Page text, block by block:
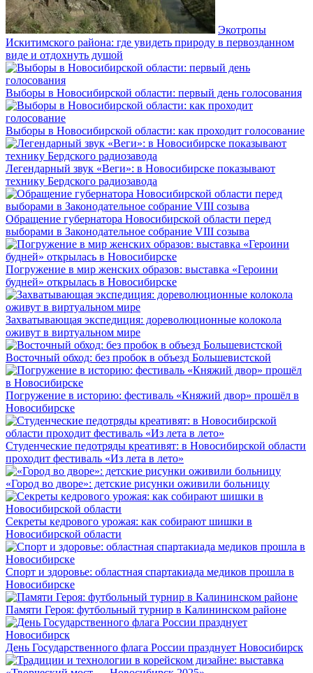
Экотропы
Искитимского района: где увидеть природу в первозданном
виде и отдохнуть душой
Выборы в Новосибирской области: первый день голосования
Выборы в Новосибирской области: как проходит голосование
Легендарный звук «Веги»: в Новосибирске показывают
технику Бердского радиозавода
Обращение губернатора Новосибирской области перед
выборами в Законодательное собрание VIII созыва
Погружение в мир женских образов: выставка «Героини
будней» открылась в Новосибирске
Захватывающая экспедиция: дореволюционные колокола
оживут в виртуальном мире
Восточный обход: без пробок в объезд Большевистской
Погружение в историю: фестиваль «Княжий двор» прошёл в
Новосибирске
Студенческие педотряды креативят: в Новосибирской области
проходит фестиваль «Из лета в лето»
«Город во дворе»: детские рисунки оживили больницу
Секреты кедрового урожая: как собирают шишки в
Новосибирской области
Спорт и здоровье: областная спартакиада медиков прошла в
Новосибирске
Памяти Героя: футбольный турнир в Калининском районе
День Государственного флага России празднует Новосибирск